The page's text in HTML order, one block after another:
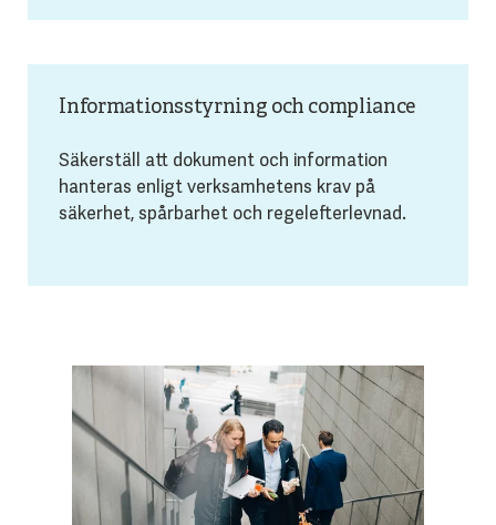
Informationsstyrning och compliance
Säkerställ att dokument och information
hanteras enligt verksamhetens krav på
säkerhet, spårbarhet och regelefterlevnad.